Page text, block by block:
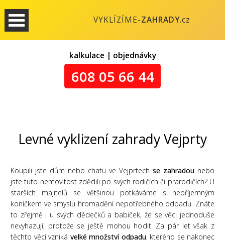
VYKLÍZÍME-ZAHRADY.cz
kalkulace | objednávky
608 05 66 44
Levné vyklizení zahrady Vejprty
Koupili jste dům nebo chatu ve Vejprtech se zahradou nebo
jste tuto nemovitost zdědili po svých rodičích či prarodičích? U
starších majitelů se většinou potkáváme s nepříjemným
koníčkem ve smyslu hromadění nepotřebného odpadu. Znáte
to zřejmě i u svých dědečků a babiček, že se věci jednoduše
nevyhazují, protože se ještě mohou hodit. Za pár let však z
těchto věcí vzniká velké množství odpadu, kterého se nakonec